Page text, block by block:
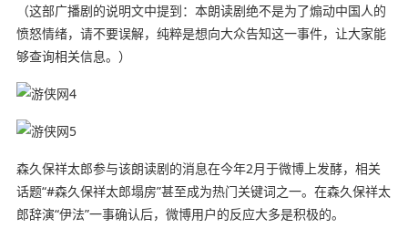
（这部广播剧的说明文中提到：本朗读剧绝不是为了煽动中国人的
愤怒情绪，请不要误解，纯粹是想向大众告知这一事件，让大家能
够查询相关信息。）
森久保祥太郎参与该朗读剧的消息在今年2月于微博上发酵，相关
话题“#森久保祥太郎塌房”甚至成为热门关键词之一。在森久保祥太
郎辞演“伊法”一事确认后，微博用户的反应大多是积极的。